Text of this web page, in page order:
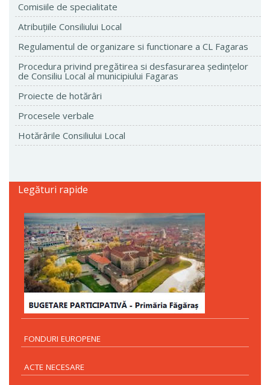
Comisiile de specialitate
Atribuţiile Consiliului Local
Regulamentul de organizare si functionare a CL Fagaras
Procedura privind pregătirea si desfasurarea ședințelor
de Consiliu Local al municipiului Fagaras
Proiecte de hotărâri
Procesele verbale
Hotărârile Consiliului Local
Legături rapide
FONDURI EUROPENE
ACTE NECESARE